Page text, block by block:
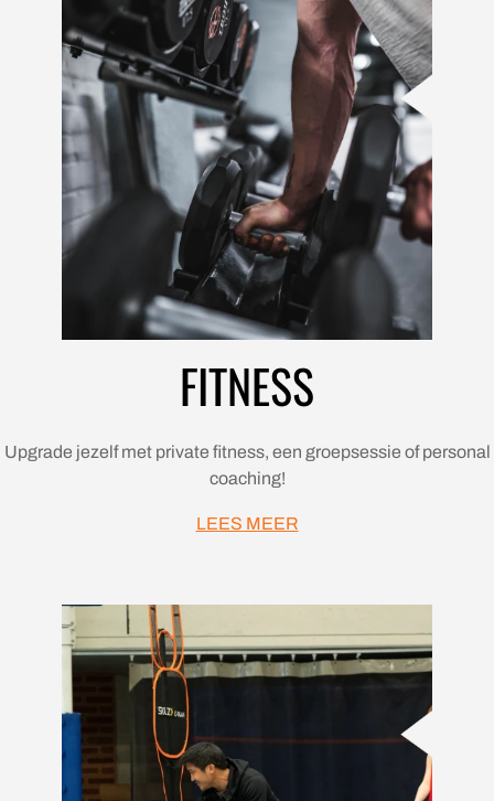
FITNESS
Upgrade jezelf met private fitness, een groepsessie of personal
coaching!
LEES MEER